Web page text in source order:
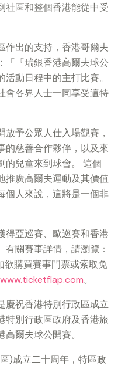
社區和整個香港能從中受
作出的支持，香港哥爾夫
「『瑞銀香港高爾夫球公
動日程中的主打比賽。
會各界人士一同享受這特
放予公眾人仕入場觀賽，
的慈善合作夥伴，以及來
的兒童來到球會。 這個
推廣高爾夫運動及其價值
個人來說，這將是一個非
得亞巡賽、歐巡賽和香港
關賽事詳情，請瀏覽：
欲購買賽事門票或索取免
。
慶祝香港特別行政區成立
特別行政區政府及香港旅
爾夫球公開賽。
)成立二十周年，特區政